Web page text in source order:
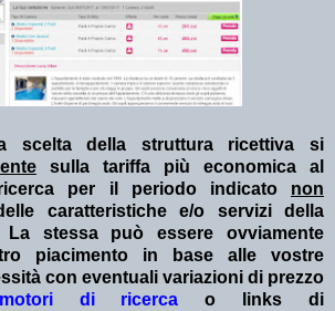
scelta della struttura ricettiva si
sulla tariffa più economica al
per il periodo indicato non
caratteristiche e/o servizi della
La stessa può essere ovviamente
piacimento in base alle vostre
con eventuali variazioni di prezzo
motori di ricerca o links di